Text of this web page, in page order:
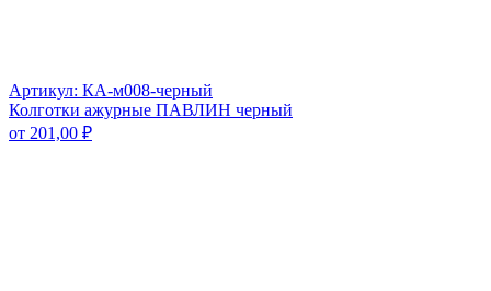
Артикул: КА-м008-черный
Колготки ажурные ПАВЛИН черный
от 201,00 ₽